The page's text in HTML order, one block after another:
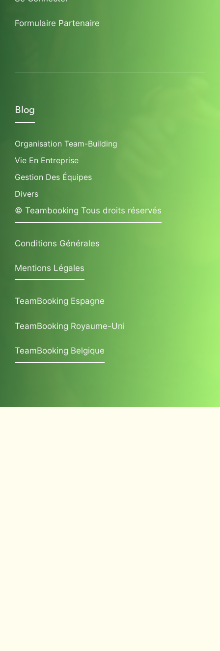
Formulaire Partenaire
Blog
Organisation Team-Building
Vie En Entreprise
Gestion Des Équipes
Divers
© Teambooking Tous droits réservés
Conditions Générales
Mentions Légales
TeamBooking Espagne
TeamBooking Royaume-Uni
TeamBooking Belgique